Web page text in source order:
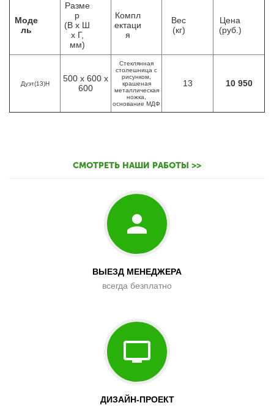
Моде
ль
Разме
р
(В х Ш
х Г,
мм)
Компл
ектаци
я
Вес
(кг)
Цена
(руб.)
Дуэт(13)Н
500 х 600 х
600
Стеклянная
столешница с
рисунком,
крашеная
металлическая
ножка,
основание МДФ
13 10 950
СМОТРЕТЬ НАШИ РАБОТЫ >>
ВЫЕЗД МЕНЕДЖЕРА
всегда безплатно
ДИЗАЙН-ПРОЕКТ